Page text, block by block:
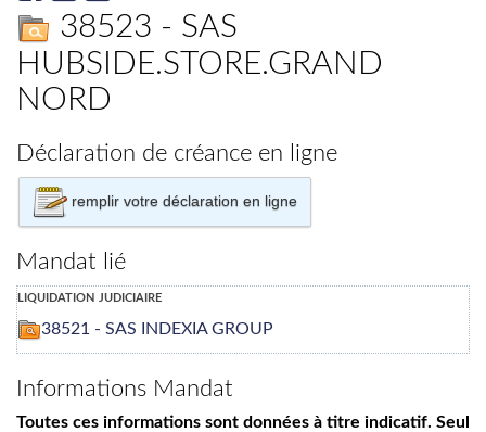
38523 - SAS
HUBSIDE.STORE.GRAND
NORD
Déclaration de créance en ligne
remplir votre déclaration en ligne
Mandat lié
liquidation judiciaire
38521 - SAS INDEXIA GROUP
Informations Mandat
Toutes ces informations sont données à titre indicatif. Seul